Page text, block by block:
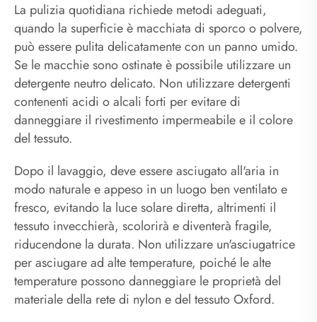
La pulizia quotidiana richiede metodi adeguati,
quando la superficie è macchiata di sporco o polvere,
può essere pulita delicatamente con un panno umido.
Se le macchie sono ostinate è possibile utilizzare un
detergente neutro delicato. Non utilizzare detergenti
contenenti acidi o alcali forti per evitare di
danneggiare il rivestimento impermeabile e il colore
del tessuto.
Dopo il lavaggio, deve essere asciugato all'aria in
modo naturale e appeso in un luogo ben ventilato e
fresco, evitando la luce solare diretta, altrimenti il ​​
tessuto invecchierà, scolorirà e diventerà fragile,
riducendone la durata. Non utilizzare un'asciugatrice
per asciugare ad alte temperature, poiché le alte
temperature possono danneggiare le proprietà del
materiale della rete di nylon e del tessuto Oxford.